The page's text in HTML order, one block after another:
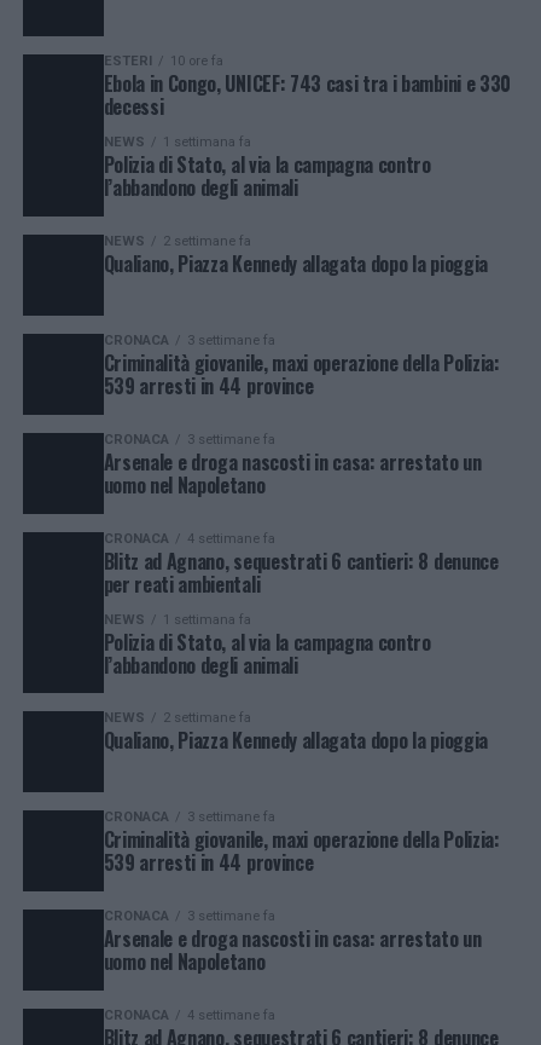
ESTERI 10 ore fa
Ebola in Congo, UNICEF: 743 casi tra i bambini e 330
decessi
NEWS 1 settimana fa
Polizia di Stato, al via la campagna contro
l’abbandono degli animali
NEWS 2 settimane fa
Qualiano, Piazza Kennedy allagata dopo la pioggia
CRONACA 3 settimane fa
Criminalità giovanile, maxi operazione della Polizia:
539 arresti in 44 province
CRONACA 3 settimane fa
Arsenale e droga nascosti in casa: arrestato un
uomo nel Napoletano
CRONACA 4 settimane fa
Blitz ad Agnano, sequestrati 6 cantieri: 8 denunce
per reati ambientali
NEWS 1 settimana fa
Polizia di Stato, al via la campagna contro
l’abbandono degli animali
NEWS 2 settimane fa
Qualiano, Piazza Kennedy allagata dopo la pioggia
CRONACA 3 settimane fa
Criminalità giovanile, maxi operazione della Polizia:
539 arresti in 44 province
CRONACA 3 settimane fa
Arsenale e droga nascosti in casa: arrestato un
uomo nel Napoletano
CRONACA 4 settimane fa
Blitz ad Agnano, sequestrati 6 cantieri: 8 denunce